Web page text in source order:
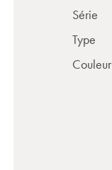
Série
Type
Couleur